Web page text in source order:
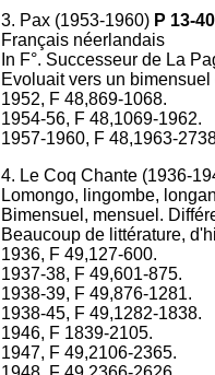
3. Pax (1953-1960) P 13-
Français néerlandais
In F°. Successeur de La
Evoluait vers un
1952, F 48,869-1068.
1954-56, F 48,1069-1962.
1957-1960, F 48,1963-
4. Le Coq Chante (1936-
Lomongo, lingombe,
Bimensuel, mensuel.
Beaucoup de littérature,
1936, F 49,127-600.
1937-38, F 49,601-875.
1938-39, F 49,876-1281.
1938-45, F 49,1282-1838.
1946, F 1839-2105.
1947, F 49,2106-2365.